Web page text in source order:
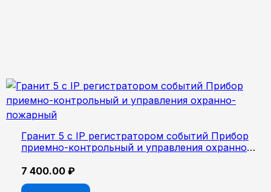
Гранит 5 с IP регистратором событий Прибор
приемно-контрольный и управления охранно-
7 400.00 ₽